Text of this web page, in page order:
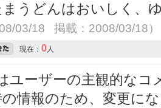
うどんはおいしく、
03/18 掲載：2008/03/18）
現在： 0人
ユーザーの主観的なコ
情報のため、変更に